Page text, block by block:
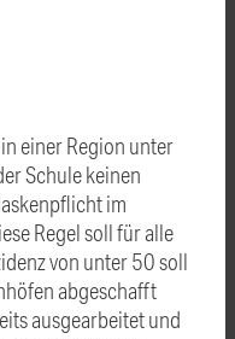
einer Region unter
Schule keinen
im
Regel soll für alle
von unter 50 soll
abgeschafft
ausgearbeitet und